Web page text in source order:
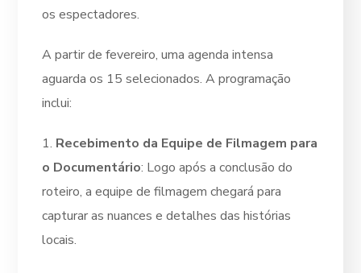
os espectadores.
A partir de fevereiro, uma agenda intensa
aguarda os 15 selecionados. A programação
inclui:
1. Recebimento da Equipe de Filmagem para
o Documentário: Logo após a conclusão do
roteiro, a equipe de filmagem chegará para
capturar as nuances e detalhes das histórias
locais.